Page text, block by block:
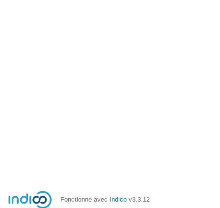
Fonctionne avec Indico v3.3.12